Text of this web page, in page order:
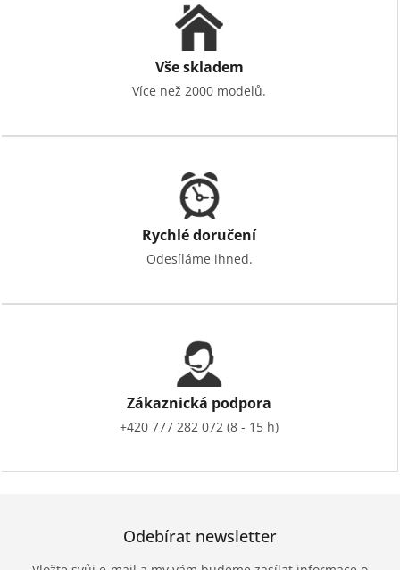
Vše skladem
Více než 2000 modelů.
Rychlé doručení
Odesíláme ihned.
Zákaznická podpora
+420 777 282 072 (8 - 15 h)
Odebírat newsletter